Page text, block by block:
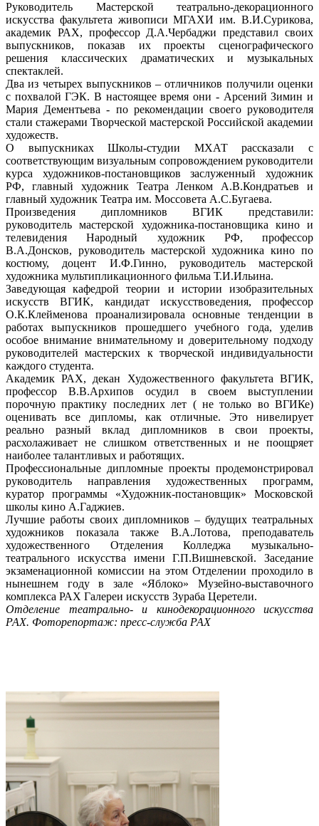
Руководитель Мастерской театрально-декорационного
искусства факультета живописи МГАХИ им. В.И.Сурикова,
академик РАХ, профессор Д.А.Чербаджи представил своих
выпускников, показав их проекты сценографического
решения классических драматических и музыкальных
спектаклей.
Два из четырех выпускников – отличников получили оценки
с похвалой ГЭК. В настоящее время они - Арсений Зимин и
Мария Дементьева - по рекомендации своего руководителя
стали стажерами Творческой мастерской Российской академии
художеств.
О выпускниках Школы-студии МХАТ рассказали с
соответствующим визуальным сопровождением руководители
курса художников-постановщиков заслуженный художник
РФ, главный художник Театра Ленком А.В.Кондратьев и
главный художник Театра им. Моссовета А.С.Бугаева.
Произведения дипломников ВГИК представили:
руководитель мастерской художника-постановщика кино и
телевидения Народный художник РФ, профессор
В.А.Донсков, руководитель мастерской художника кино по
костюму, доцент И.Ф.Гинно, руководитель мастерской
художника мультипликационного фильма Т.И.Ильина.
Заведующая кафедрой теории и истории изобразительных
искусств ВГИК, кандидат искусствоведения, профессор
О.К.Клейменова проанализировала основные тенденции в
работах выпускников прошедшего учебного года, уделив
особое внимание внимательному и доверительному подходу
руководителей мастерских к творческой индивидуальности
каждого студента.
Академик РАХ, декан Художественного факультета ВГИК,
профессор В.В.Архипов осудил в своем выступлении
порочную практику последних лет ( не только во ВГИКе)
оценивать все дипломы, как отличные. Это нивелирует
реально разный вклад дипломников в свои проекты,
расхолаживает не слишком ответственных и не поощряет
наиболее талантливых и работящих.
Профессиональные дипломные проекты продемонстрировал
руководитель направления художественных программ,
куратор программы «Художник-постановщик» Московской
школы кино А.Гаджиев.
Лучшие работы своих дипломников – будущих театральных
художников показала также В.А.Лотова, преподаватель
художественного Отделения Колледжа музыкально-
театрального искусства имени Г.П.Вишневской. Заседание
экзаменационной комиссии на этом Отделении проходило в
нынешнем году в зале «Яблоко» Музейно-выставочного
комплекса РАХ Галереи искусств Зураба Церетели.
Отделение театрально- и кинодекорационного искусства
РАХ. Фоторепортаж: пресс-служба РАХ